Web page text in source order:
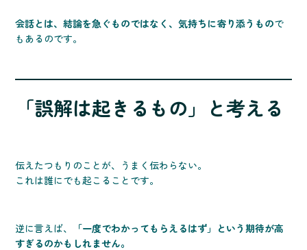
会話とは、結論を急ぐものではなく、気持ちに寄り添うもので
もあるのです。
「誤解は起きるもの」と考える
伝えたつもりのことが、うまく伝わらない。
これは誰にでも起こることです。
逆に言えば、
「一度でわかってもらえるはず」という期待が高
すぎるのかもしれません。